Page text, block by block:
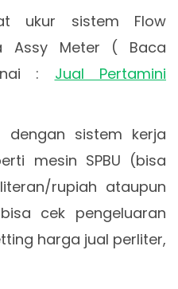
ukur sistem Flow
Assy Meter ( Baca
: Jual Pertamini
dengan sistem kerja
mesin SPBU (bisa
rupiah ataupun
cek pengeluaran
harga jual perliter,